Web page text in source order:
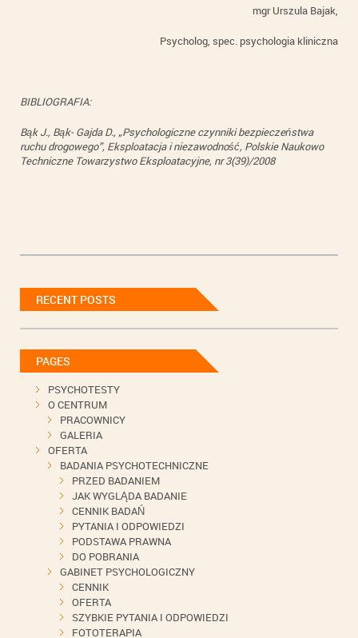
mgr Urszula Bajak,
Psycholog, spec. psychologia kliniczna
BIBLIOGRAFIA:
Bąk J., Bąk- Gajda D., „Psychologiczne czynniki bezpieczeństwa
ruchu drogowego”, Eksploatacja i niezawodność, Polskie Naukowo
Techniczne Towarzystwo Eksploatacyjne, nr 3(39)/2008
RECENT POSTS
PAGES
PSYCHOTESTY
O CENTRUM
PRACOWNICY
GALERIA
OFERTA
BADANIA PSYCHOTECHNICZNE
PRZED BADANIEM
JAK WYGLĄDA BADANIE
CENNIK BADAŃ
PYTANIA I ODPOWIEDZI
PODSTAWA PRAWNA
DO POBRANIA
GABINET PSYCHOLOGICZNY
CENNIK
OFERTA
SZYBKIE PYTANIA I ODPOWIEDZI
FOTOTERAPIA